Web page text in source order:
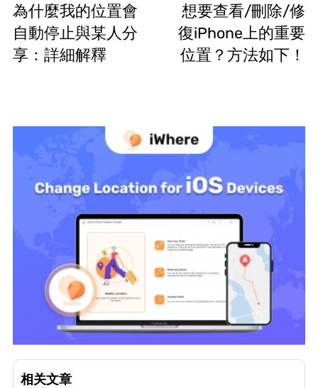
為什麼我的位置會
自動停止與某人分
享：詳細解釋
想要查看/刪除/修
復iPhone上的重要
位置？方法如下！
相关文章